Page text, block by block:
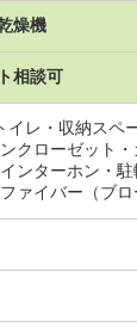
燥機
相談可
イレ・収納ス
クローゼット
ンターホン・
ァイバー（ブ